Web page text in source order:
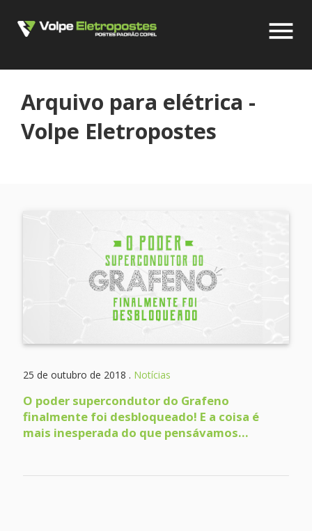
menu
Arquivo para elétrica -
Volpe Eletropostes
25 de outubro de 2018 . Notícias
O poder supercondutor do Grafeno
finalmente foi desbloqueado! E a coisa é
mais inesperada do que pensávamos…